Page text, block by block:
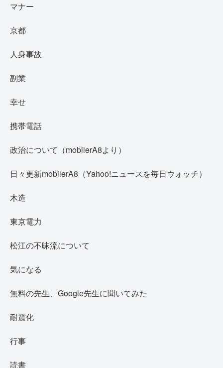
マナー
京都
人身事故
副業
幸せ
携帯電話
政治について（mobilerA8より）
日々更新mobilerA8（Yahoo!ニュースを毎日ウォッチ）
木造
東京電力
松江の不昧流について
気になる
無料の先生、Google先生に聞いてみた
耐震化
行事
読書